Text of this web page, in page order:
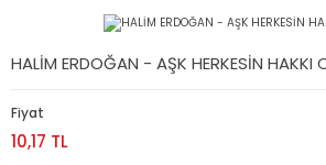
HALİM ERDOĞAN - AŞK HERKESİN HAKKI
Fiyat
10,17 TL